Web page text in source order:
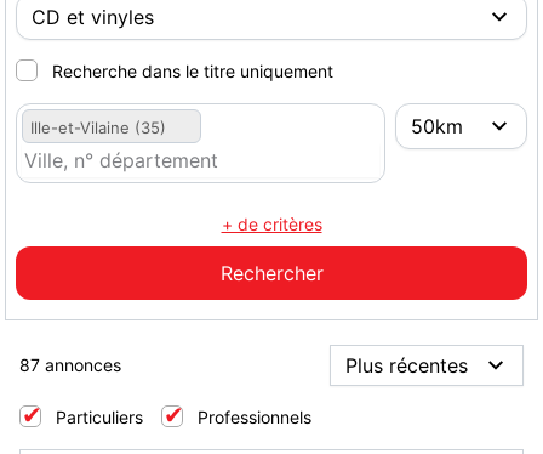
Recherche dans le titre uniquement
Ille-et-Vilaine (35)
+ de critères
87 annonces
Particuliers Professionnels